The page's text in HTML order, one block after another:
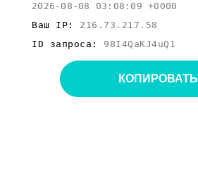
2026-08-08 03:08:09 +0000
Ваш IP: 216.73.217.58
ID запроса: 98I4QaKJ4uQ1
КОПИРОВАТЬ